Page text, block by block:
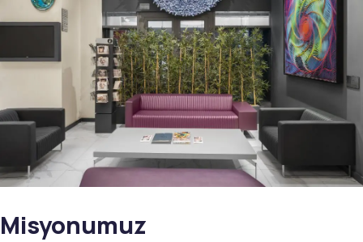
Misyonumuz